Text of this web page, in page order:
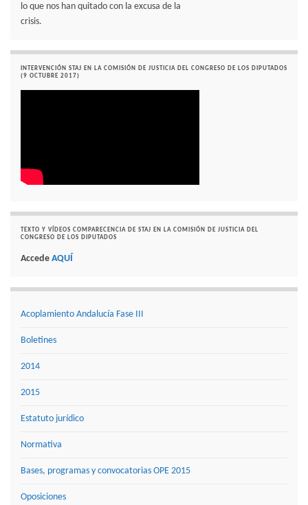
lo que nos han quitado con la excusa de la
crisis.
INTERVENCIÓN STAJ EN LA COMISIÓN DE JUSTICIA DEL CONGRESO DE LOS DIPUTADOS
(9 OCTUBRE 2017)
TEXTO Y VÍDEOS COMPARECENCIA DE STAJ EN LA COMISIÓN DE JUSTICIA DEL
CONGRESO DE LOS DIPUTADOS
Accede AQUÍ
Acoplamiento Andalucía Fase III
Boletines
2014
2015
Estatuto jurídico
Normativa
Bases, programas y convocatorias OPE 2015
Oposiciones